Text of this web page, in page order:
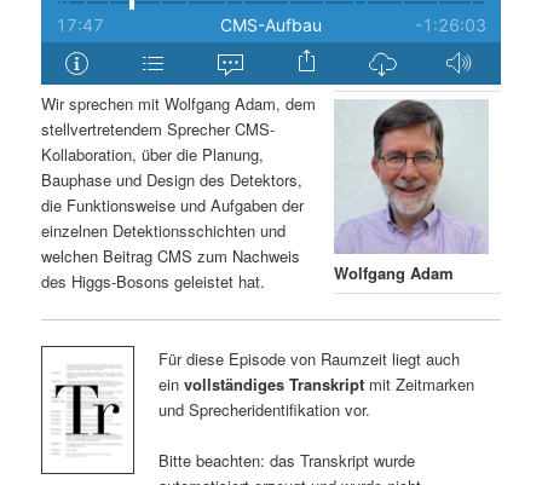
n
g
e
n
r
i
n
g
e
Wolfgang Adam
Wir sprechen mit Wolfgang Adam, dem
stellvertretendem Sprecher CMS-
Kollaboration, über die Planung,
Bauphase und Design des Detektors,
die Funktionsweise und Aufgaben der
einzelnen Detektionsschichten und
welchen Beitrag CMS zum Nachweis
des Higgs-Bosons geleistet hat.
Für diese Episode von Raumzeit liegt auch
ein vollständiges Transkriptmit Zeitmarken
und Sprecheridentifikation vor.
Bitte beachten: das Transkript wurde